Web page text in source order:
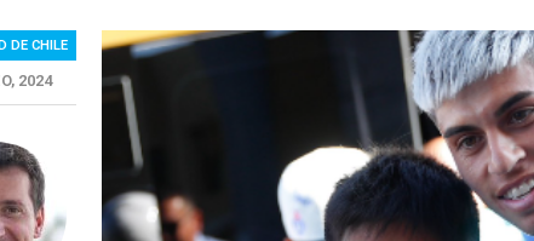
DE CHILE
2024